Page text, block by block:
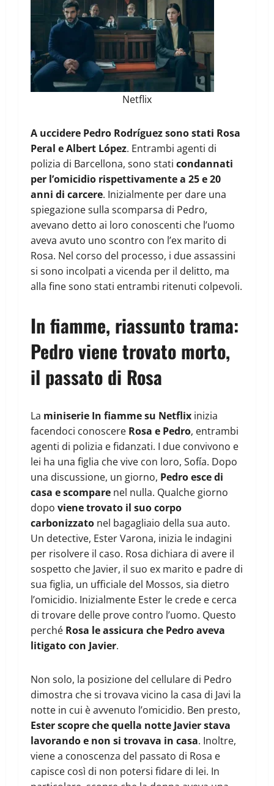
Netflix
A uccidere Pedro Rodríguez sono stati Rosa
Peral e Albert López. Entrambi agenti di
polizia di Barcellona, sono stati condannati
per l’omicidio rispettivamente a 25 e 20
anni di carcere. Inizialmente per dare una
spiegazione sulla scomparsa di Pedro,
avevano detto ai loro conoscenti che l’uomo
aveva avuto uno scontro con l’ex marito di
Rosa. Nel corso del processo, i due assassini
si sono incolpati a vicenda per il delitto, ma
alla fine sono stati entrambi ritenuti colpevoli.
In fiamme, riassunto trama:
Pedro viene trovato morto,
il passato di Rosa
La miniserie In fiamme su Netflix inizia
facendoci conoscere Rosa e Pedro, entrambi
agenti di polizia e fidanzati. I due convivono e
lei ha una figlia che vive con loro, Sofía. Dopo
una discussione, un giorno, Pedro esce di
casa e scompare nel nulla. Qualche giorno
dopo viene trovato il suo corpo
carbonizzato nel bagagliaio della sua auto.
Un detective, Ester Varona, inizia le indagini
per risolvere il caso. Rosa dichiara di avere il
sospetto che Javier, il suo ex marito e padre di
sua figlia, un ufficiale del Mossos, sia dietro
l’omicidio. Inizialmente Ester le crede e cerca
di trovare delle prove contro l’uomo. Questo
perché Rosa le assicura che Pedro aveva
litigato con Javier.
Non solo, la posizione del cellulare di Pedro
dimostra che si trovava vicino la casa di Javi la
notte in cui è avvenuto l’omicidio. Ben presto,
Ester scopre che quella notte Javier stava
lavorando e non si trovava in casa. Inoltre,
viene a conoscenza del passato di Rosa e
capisce così di non potersi fidare di lei. In